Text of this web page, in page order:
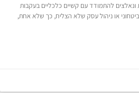
ונאלצים להתמודד עם קשיים כלכליים בעקבות
או ניהול עסק שלא הצליח, כך שלא אחת,